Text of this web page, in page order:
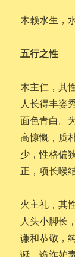
木赖水生，
五行之性
木主仁，其
人长得丰姿
面色青白。
高慷慨，质
少，性格偏
正，项长喉
火主礼，其
人头小脚长
谦和恭敬，
诞，诡诈妒